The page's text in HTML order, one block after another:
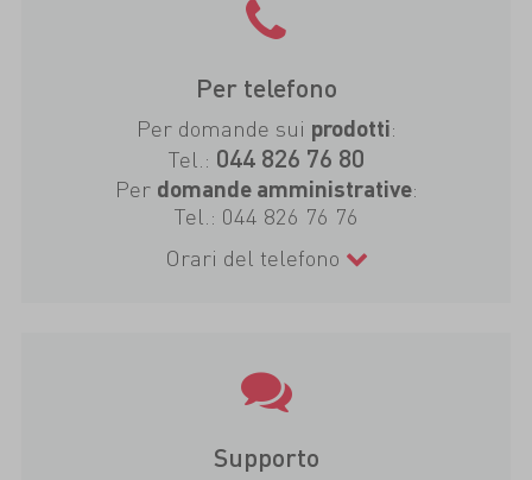
Per telefono
Per domande sui prodotti:
Tel.: 044 826 76 80
Per domande amministrative:
Tel.: 044 826 76 76
Orari del telefono
Supporto